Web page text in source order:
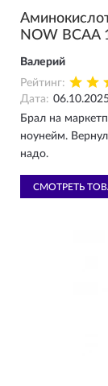
NOW BCAA
Валерий
Рейтинг:
Дата:
Брал на
ноунейм.
надо.
СМОТРЕТЬ